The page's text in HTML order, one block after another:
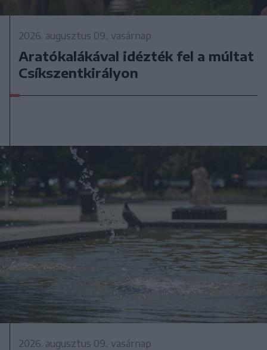
2026. augusztus 09., vasárnap
Aratókalákával idézték fel a múltat
Csíkszentkirályon
2026. augusztus 09., vasárnap